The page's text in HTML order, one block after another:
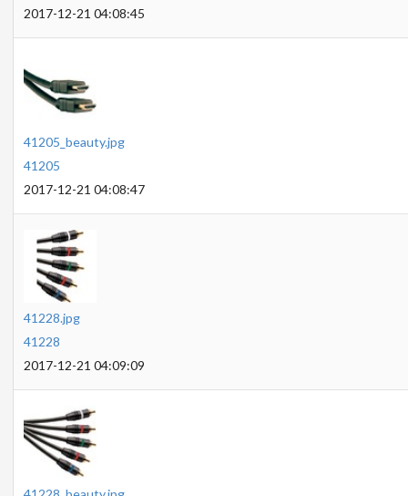
2017-12-21 04:08:45
41205_beauty.jpg
41205
2017-12-21 04:08:47
41228.jpg
41228
2017-12-21 04:09:09